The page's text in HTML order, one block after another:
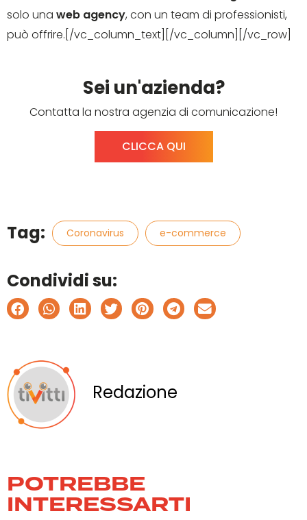
solo una web agency, con un team di professionisti,
può offrire.[/vc_column_text][/vc_column][/vc_row]
Sei un'azienda?
Contatta la nostra agenzia di comunicazione!
CLICCA QUI
Tag: Coronavirus e-commerce
Condividi su:
Redazione
POTREBBE
INTERESSARTI